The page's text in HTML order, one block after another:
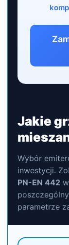
Jakie
Wybór
inwestycji.
PN-EN 442
parametrze